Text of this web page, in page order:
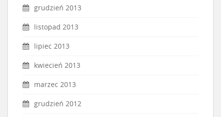
grudzień 2013
listopad 2013
lipiec 2013
kwiecień 2013
marzec 2013
grudzień 2012